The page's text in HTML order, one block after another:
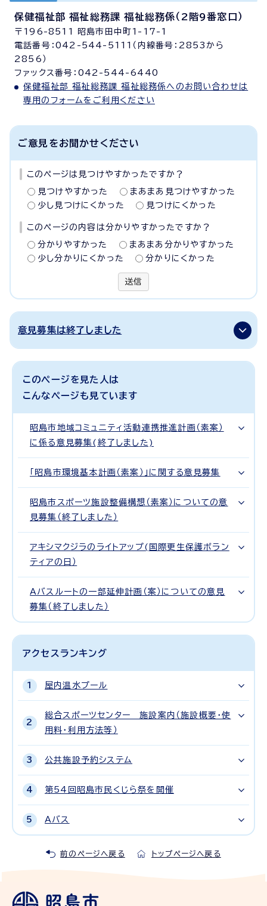
保健福祉部 福祉総務課 福祉総務係（2階9番窓口）
〒196-8511 昭島市田中町1-17-1
電話番号：042-544-5111（内線番号：2853から
2856）
ファックス番号：042-544-6440
保健福祉部 福祉総務課 福祉総務係へのお問い合わせは
専用のフォームをご利用ください
ご意見をお聞かせください
このページは見つけやすかったですか？
見つけやすかった
まあまあ見つけやすかった
少し見つけにくかった
見つけにくかった
このページの内容は分かりやすかったですか？
分かりやすかった
まあまあ分かりやすかった
少し分かりにくかった
分かりにくかった
送信
意見募集は終了しました
このページを見た人は
こんなページも見ています
昭島市地域コミュニティ活動連携推進計画（素案）
に係る意見募集(終了しました)
「昭島市環境基本計画（素案）」に関する意見募集
昭島市スポーツ施設整備構想（素案）についての意
見募集（終了しました）
アキシマクジラのライトアップ(国際更生保護ボラン
ティアの日）
Aバスルートの一部延伸計画（案）についての意見
募集（終了しました）
アクセスランキング
屋内温水プール
総合スポーツセンター 施設案内（施設概要・使
用料・利用方法等）
公共施設予約システム
第54回昭島市民くじら祭を開催
Aバス
前のページへ戻る トップページへ戻る